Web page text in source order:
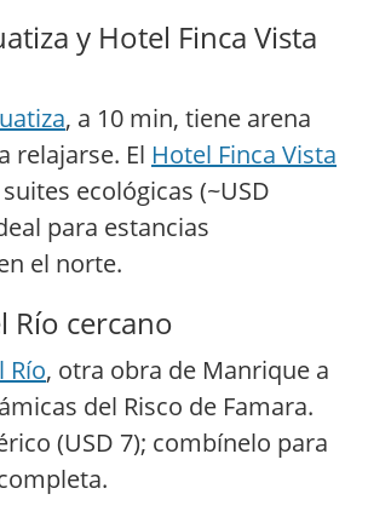
y Hotel Finca Vista
, a 10 min, tiene arena
relajarse. El Hotel Finca Vista
ecológicas (~USD
para estancias
el norte.
Río cercano
Río, otra obra de Manrique a
del Risco de Famara.
(USD 7); combínelo para